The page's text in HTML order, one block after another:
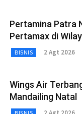
Pertamina Patra
Pertamax di
BISNIS 2 Agt 2026
Wings Air
Mandailing Natal